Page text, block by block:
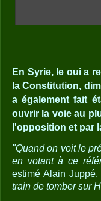
En Syrie, le oui a
la Constitution,
a également fait
ouvrir la voie au
l'opposition et par
"Quand on voit le
en votant à ce
estimé Alain Juppé.
train de tomber sur